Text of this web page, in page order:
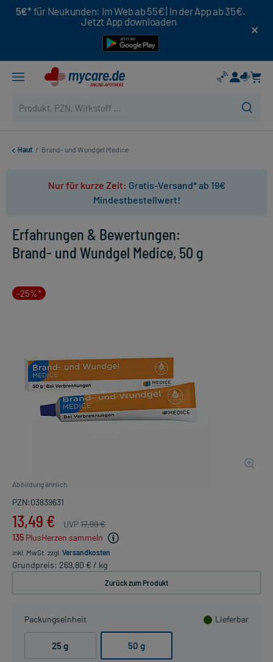
5€* für Neukunden: Im Web ab 55€ | In der App ab 35€.
Jetzt App downloaden
Haut / Brand- und Wundgel Medice
Nur für kurze Zeit: Gratis-Versand* ab 19€
Mindestbestellwert!
Erfahrungen & Bewertungen:
Brand- und Wundgel Medice, 50 g
-25%*
Abbildung ähnlich
PZN:03839631
13,49 € UVP17,99 €
135 PlusHerzen sammeln
inkl. MwSt. zzgl. Versandkosten
Grundpreis: 269,80 € / kg
Zurück zum Produkt
Packungseinheit Lieferbar
25 g 50 g